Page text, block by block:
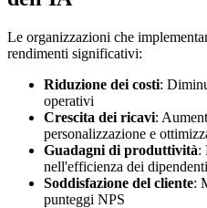
Le organizzazioni che
rendimenti significativi:
Riduzione dei costi:
operativi
Crescita dei ricavi:
personalizzazione e
Guadagni di produttività:
nell'efficienza dei dipendenti
Soddisfazione del cliente:
punteggi NPS